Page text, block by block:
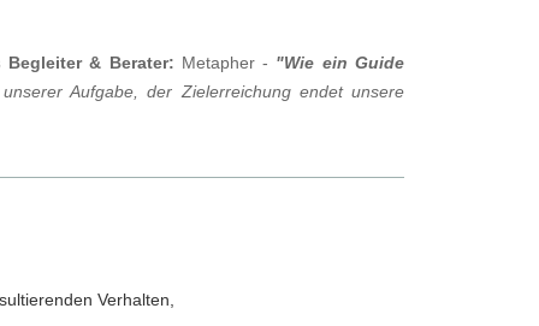
& Berater: Metapher - "Wie ein Guide
Aufgabe, der Zielerreichung endet unsere
Verhalten,